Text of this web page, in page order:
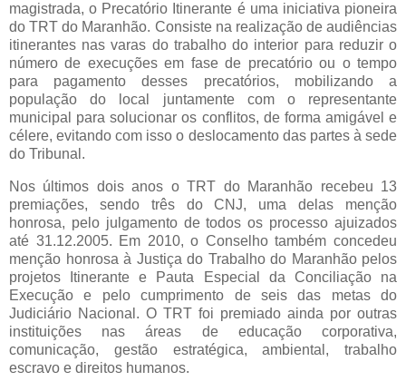
magistrada, o Precatório Itinerante é uma iniciativa pioneira
do TRT do Maranhão. Consiste na realização de audiências
itinerantes nas varas do trabalho do interior para reduzir o
número de execuções em fase de precatório ou o tempo
para pagamento desses precatórios, mobilizando a
população do local juntamente com o representante
municipal para solucionar os conflitos, de forma amigável e
célere, evitando com isso o deslocamento das partes à sede
do Tribunal.
Nos últimos dois anos o TRT do Maranhão recebeu 13
premiações, sendo três do CNJ, uma delas menção
honrosa, pelo julgamento de todos os processo ajuizados
até 31.12.2005. Em 2010, o Conselho também concedeu
menção honrosa à Justiça do Trabalho do Maranhão pelos
projetos Itinerante e Pauta Especial da Conciliação na
Execução e pelo cumprimento de seis das metas do
Judiciário Nacional. O TRT foi premiado ainda por outras
instituições nas áreas de educação corporativa,
comunicação, gestão estratégica, ambiental, trabalho
escravo e direitos humanos.